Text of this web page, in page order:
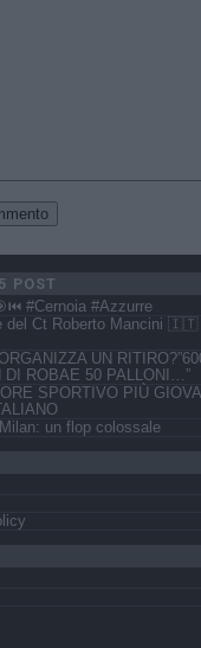
POST
#Cernoia #Azzurre
del Ct Roberto Mancini 🇮🇹
UN
DI ROBAE 50 PALLONI…”
SPORTIVO PIÙ
un flop colossale